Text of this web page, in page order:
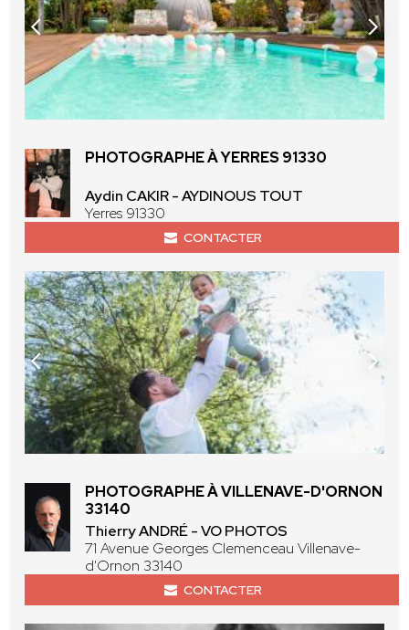
PHOTOGRAPHE À YERRES 91330
Aydin CAKIR - AYDINOUS TOUT
Yerres 91330
CONTACTER
PHOTOGRAPHE À VILLENAVE-D'ORNON
33140
Thierry ANDRÉ - VO PHOTOS
71 Avenue Georges Clemenceau Villenave-
d'Ornon 33140
CONTACTER